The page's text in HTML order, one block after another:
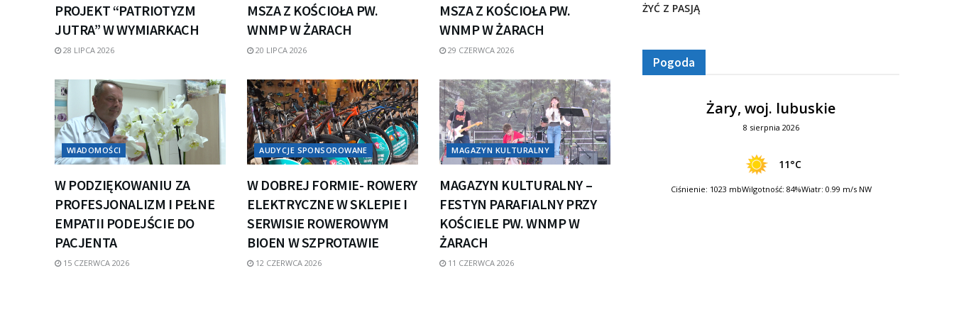
PROJEKT “PATRIOTYZM
JUTRA” W WYMIARKACH
28 LIPCA 2026
MSZA Z KOŚCIOŁA PW.
WNMP W ŻARACH
20 LIPCA 2026
MSZA Z KOŚCIOŁA PW.
WNMP W ŻARACH
29 CZERWCA 2026
WIADOMOŚCI
W PODZIĘKOWANIU ZA
PROFESJONALIZM I PEŁNE
EMPATII PODEJŚCIE DO
PACJENTA
15 CZERWCA 2026
AUDYCJE SPONSOROWANE
W DOBREJ FORMIE- ROWERY
ELEKTRYCZNE W SKLEPIE I
SERWISIE ROWEROWYM
BIOEN W SZPROTAWIE
12 CZERWCA 2026
MAGAZYN KULTURALNY
MAGAZYN KULTURALNY –
FESTYN PARAFIALNY PRZY
KOŚCIELE PW. WNMP W
ŻARACH
11 CZERWCA 2026
ŻYĆ Z PASJĄ
Pogoda
Żary, woj. lubuskie
8 sierpnia 2026
11°C
Ciśnienie: 1023 mbWilgotność: 84%Wiatr: 0.99 m/s NW